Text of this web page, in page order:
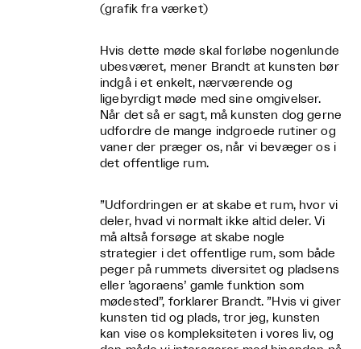
(grafik fra værket)
Hvis dette møde skal forløbe nogenlunde
ubesværet, mener Brandt at kunsten bør
indgå i et enkelt, nærværende og
ligebyrdigt møde med sine omgivelser.
Når det så er sagt, må kunsten dog gerne
udfordre de mange indgroede rutiner og
vaner der præger os, når vi bevæger os i
det offentlige rum.
”Udfordringen er at skabe et rum, hvor vi
deler, hvad vi normalt ikke altid deler. Vi
må altså forsøge at skabe nogle
strategier i det offentlige rum, som både
peger på rummets diversitet og pladsens
eller ’agoraens’ gamle funktion som
mødested”, forklarer Brandt. ”Hvis vi giver
kunsten tid og plads, tror jeg, kunsten
kan vise os kompleksiteten i vores liv, og